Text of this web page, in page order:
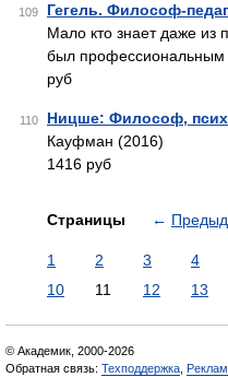
109 Гегель. Философ-
Мало кто знает даже из
был профессиональным
руб
110 Ницше: Философ,
Кауфман (2016)
1416 руб
Страницы ←
1 2 3 4
10
11 12 13
© Академик, 2000-2026
Обратная связь: Техподдержка